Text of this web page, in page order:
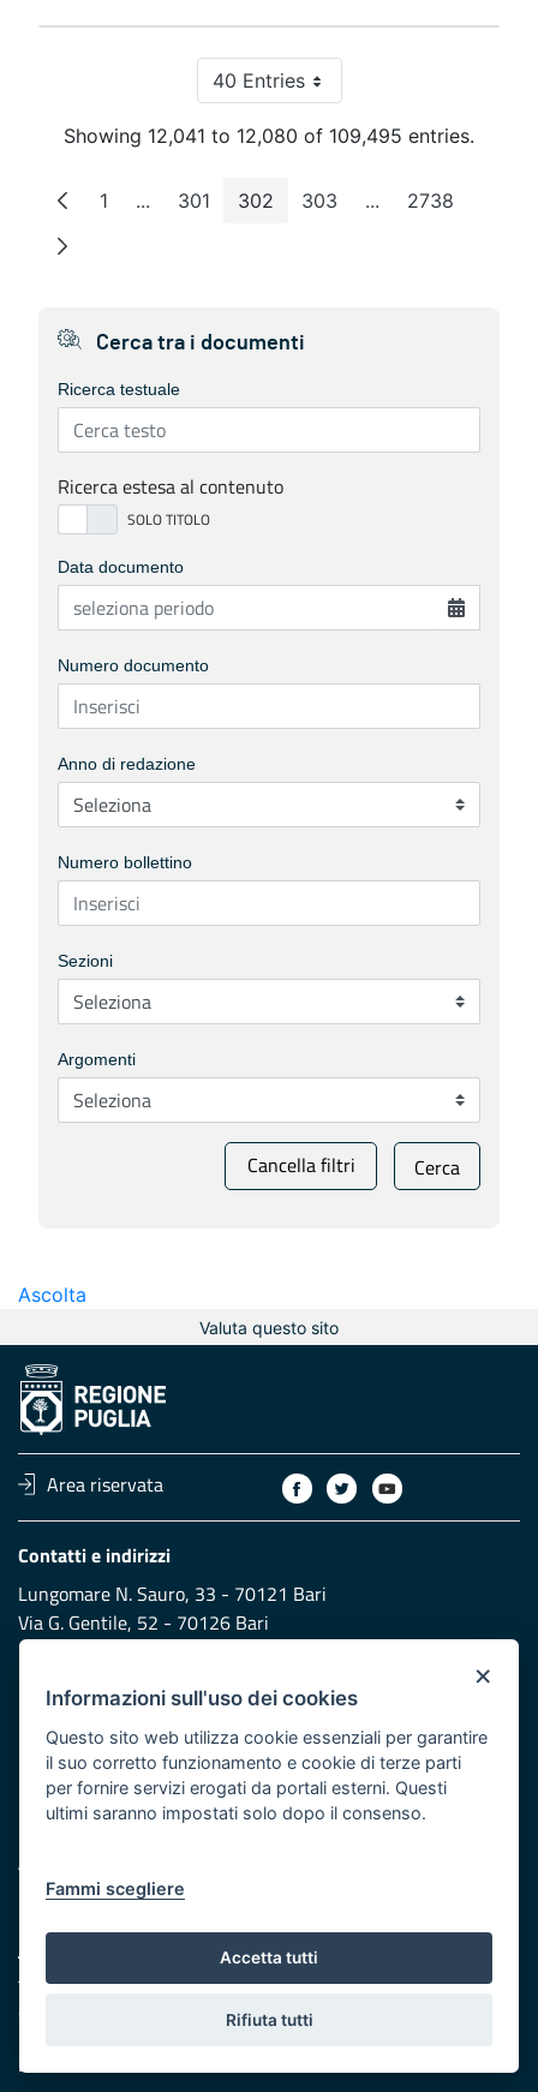
40 EntriesPer Page
Showing 12,041 to 12,080 of 109,495 entries.
Page
1 ...Intermediate Pages
Page
301 Page
302 Page
303 ...Intermediate
Page
2738
Cerca tra i documenti
Ricerca testuale
Ricerca estesa al contenuto
Data documento
Numero documento
Anno di redazione
Numero bollettino
Sezioni
Argomenti
Cancella filtri Cerca
Ascolta
Valuta questo sito
Area riservata
Contatti e indirizzi
Lungomare N. Sauro, 33 - 70121 Bari
Via G. Gentile, 52 - 70126 Bari
Ufficio stampa della Giunta
Press Regione
Logo e identità regionale
Accessibilità
Dichiarazione di accessibilità
URP
Telefono: 800 713939
Scrivici:
Redazione
×
Informazioni sull'uso dei cookies
Questo sito web utilizza cookie essenziali per garantire
il suo corretto funzionamento e cookie di terze parti
per fornire servizi erogati da portali esterni. Questi
ultimi saranno impostati solo dopo il consenso.
Fammi scegliere
Accetta tutti
Rifiuta tutti